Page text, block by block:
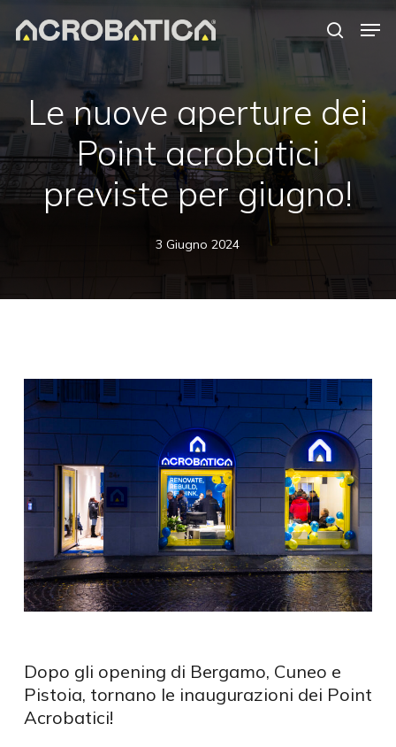
content
Le nuove aperture dei
Point acrobatici
previste per giugno!
3 Giugno 2024
Dopo gli opening di Bergamo, Cuneo e
Pistoia, tornano le inaugurazioni dei Point
Acrobatici!